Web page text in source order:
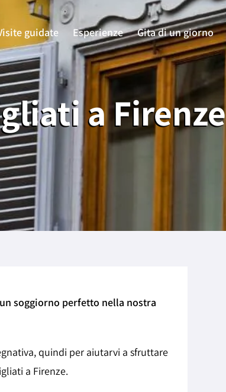
guidate Esperienze Gita di un giorno
a Firenze
soggiorno perfetto nella nostra
quindi per aiutarvi a sfruttare
a Firenze.